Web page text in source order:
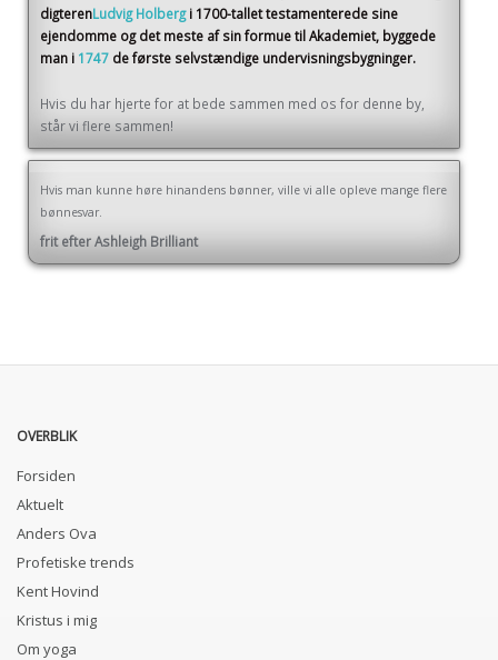
digterenLudvig Holberg i 1700-tallet testamenterede sine
ejendomme og det meste af sin formue til Akademiet, byggede
man i 1747 de første selvstændige undervisningsbygninger.
Hvis du har hjerte for at bede sammen med os for denne by,
står vi flere sammen!
Hvis man kunne høre hinandens bønner, ville vi alle opleve mange flere
bønnesvar.
frit efter Ashleigh Brilliant
OVERBLIK
Forsiden
Aktuelt
Anders Ova
Profetiske trends
Kent Hovind
Kristus i mig
Om yoga